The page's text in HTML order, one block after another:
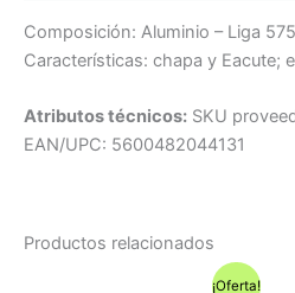
Composición: Aluminio – Liga
Características: chapa y Eacute;
Atributos técnicos: SKU
EAN/UPC: 5600482044131
Productos relacionados
¡Oferta!